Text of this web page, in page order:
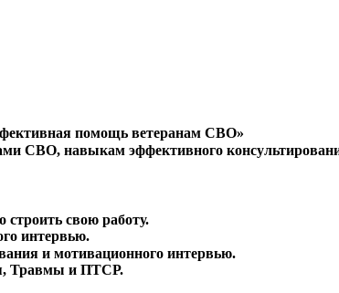
помощь ветеранам СВО»
СВО, навыкам эффективного
свою работу.
интервью.
и мотивационного интервью.
Травмы и ПТСР.